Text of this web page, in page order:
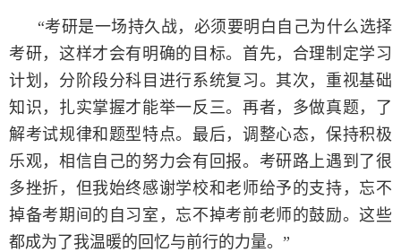
“考研是一场持久战，必须要明白自己为什么选择
考研，这样才会有明确的目标。首先，合理制定学习
计划，分阶段分科目进行系统复习。其次，重视基础
知识，扎实掌握才能举一反三。再者，多做真题，了
解考试规律和题型特点。最后，调整心态，保持积极
乐观，相信自己的努力会有回报。考研路上遇到了很
多挫折，但我始终感谢学校和老师给予的支持，忘不
掉备考期间的自习室，忘不掉考前老师的鼓励。这些
都成为了我温暖的回忆与前行的力量。”